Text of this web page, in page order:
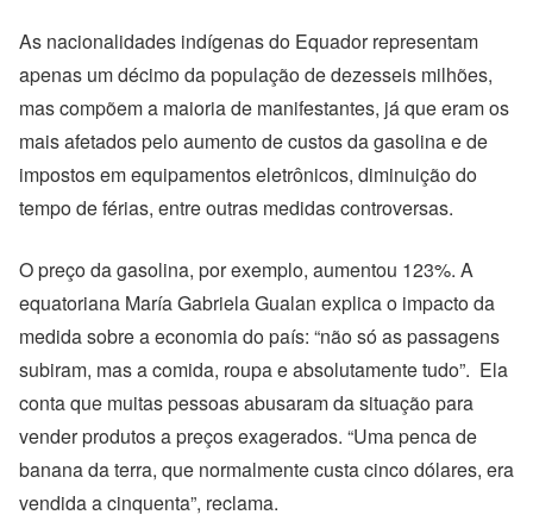
As nacionalidades indígenas do Equador representam
apenas um décimo da população de dezesseis milhões,
mas compõem a maioria de manifestantes, já que eram os
mais afetados pelo aumento de custos da gasolina e de
impostos em equipamentos eletrônicos, diminuição do
tempo de férias, entre outras medidas controversas.
O preço da gasolina, por exemplo, aumentou 123%. A
equatoriana María Gabriela Gualan explica o impacto da
medida sobre a economia do país: “não só as passagens
subiram, mas a comida, roupa e absolutamente tudo”. Ela
conta que muitas pessoas abusaram da situação para
vender produtos a preços exagerados. “Uma penca de
banana da terra, que normalmente custa cinco dólares, era
vendida a cinquenta”, reclama.